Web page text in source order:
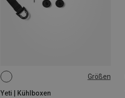
Größen
Yeti | Kühlboxen
ONE SIZE